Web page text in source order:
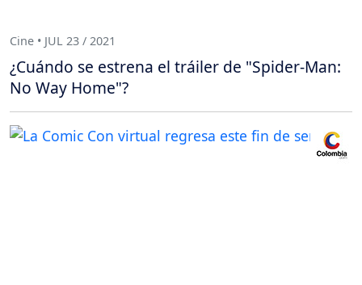
Cine • JUL 23 / 2021
¿Cuándo se estrena el tráiler de "Spider-Man:
No Way Home"?